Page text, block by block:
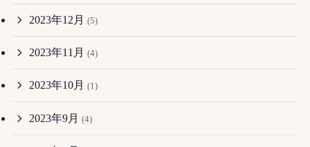
2023年12月 (5)
2023年11月 (4)
2023年10月 (1)
2023年9月 (4)